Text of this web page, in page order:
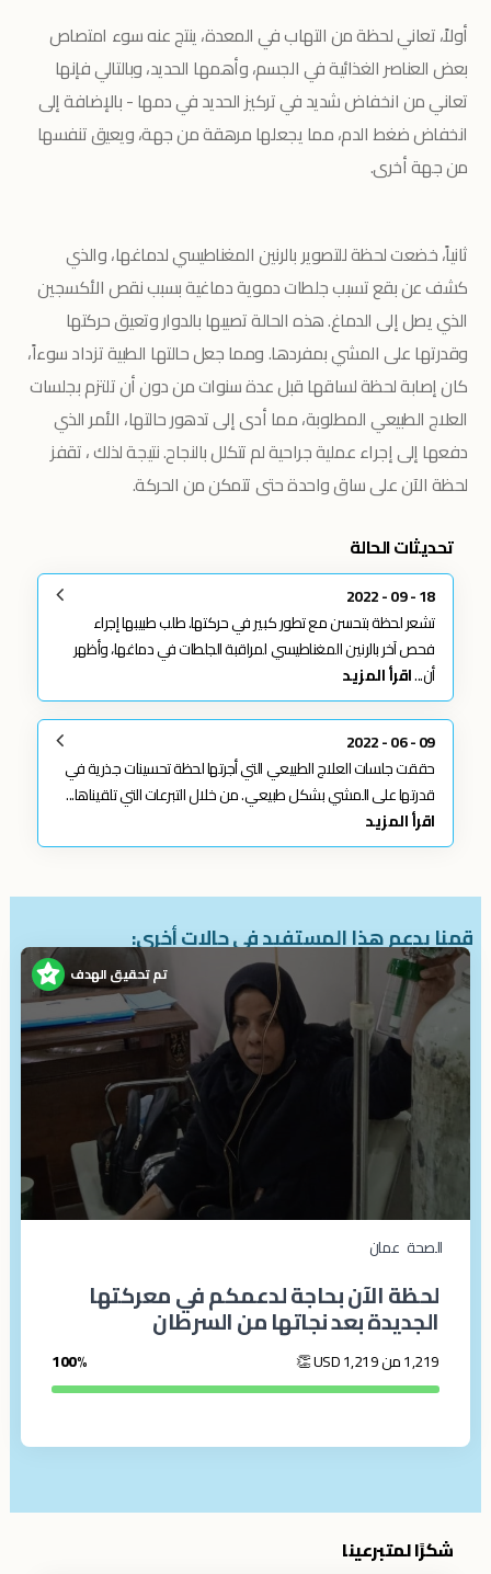
أولاً، تعاني لحظة من التهاب في المعدة، ينتج عنه سوء امتصاص
بعض العناصر الغذائية في الجسم، وأهمها الحديد، وبالتالي فإنها
تعاني من انخفاض شديد في تركيز الحديد في دمها - بالإضافة إلى
انخفاض ضغط الدم، مما يجعلها مرهقة من جهة، ويعيق تنفسها
من جهة أخرى.
ثانياً، خضعت لحظة للتصوير بالرنين المغناطيسي لدماغها، والذي
كشف عن بقع تسبب جلطات دموية دماغية بسبب نقص الأكسجين
الذي يصل إلى الدماغ. هذه الحالة تصيبها بالدوار وتعيق حركتها
وقدرتها على المشي بمفردها. ومما جعل حالتها الطبية تزداد سوءاً،
كان إصابة لحظة لساقها قبل عدة سنوات من دون أن تلتزم بجلسات
العلاج الطبيعي المطلوبة، مما أدى إلى تدهور حالتها، الأمر الذي
دفعها إلى إجراء عملية جراحية لم تتكلل بالنجاح. نتيجة لذلك ، تقفز
لحظة الآن على ساق واحدة حتى تتمكن من الحركة.
تحديثات الحالة
18 - 09 - 2022
تشعر لحظة بتحسن مع تطور كبير في حركتها. طلب طبيبها إجراء
فحص آخر بالرنين المغناطيسي لمراقبة الجلطات في دماغها، وأظهر
أن...اقرأ المزيد
09 - 06 - 2022
حققت جلسات العلاج الطبيعي التي أجرتها لحظة تحسينات جذرية في
قدرتها على المشي بشكل طبيعي. من خلال التبرعات التي تلقيناها...
اقرأ المزيد
قمنا بدعم هذا المستفيد في حالات أخرى:
تم تحقيق الهدف
الصحة عمان
لحظة الآن بحاجة لدعمكم في معركتها
الجديدة بعد نجاتها من السرطان
1,219 من 1,219 USD
👏
100%
شكرًا لمتبرعينا